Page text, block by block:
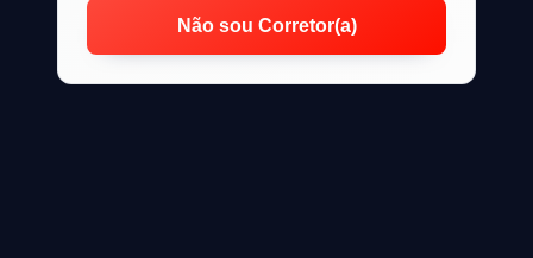
Não sou Corretor(a)